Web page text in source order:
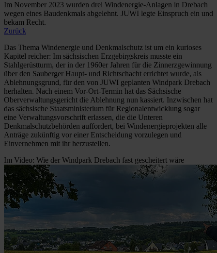
Im November 2023 wurden drei Windenergie-Anlagen in Drebach
wegen eines Baudenkmals abgelehnt. JUWI legte Einspruch ein und
bekam Recht.
Zurück
Das Thema Windenergie und Denkmalschutz ist um ein kurioses
Kapitel reicher: Im sächsischen Erzgebirgskreis musste ein
Stahlgerüstturm, der in der 1960er Jahren für die Zinnerzgewinnung
über den Sauberger Haupt- und Richtschacht errichtet wurde, als
Ablehnungsgrund, für den von JUWI geplanten Windpark Drebach
herhalten. Nach einem Vor-Ort-Termin hat das Sächsische
Oberverwaltungsgericht die Ablehnung nun kassiert. Inzwischen hat
das sächsische Staatsministerium für Regionalentwicklung sogar
eine Verwaltungsvorschrift erlassen, die die Unteren
Denkmalschutzbehörden auffordert, bei Windenergieprojekten alle
Anträge zukünftig vor einer Entscheidung vorzulegen und
Einvernehmen mit ihr herzustellen.
Im Video: Wie der Windpark Drebach fast gescheitert wäre